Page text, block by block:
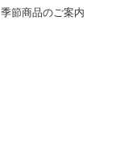
季節商品のご案内